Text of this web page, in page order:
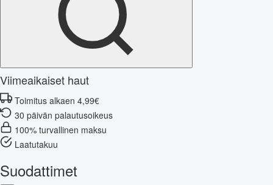
Viimeaikaiset haut
Toimitus alkaen 4,99€
30 päivän palautusoikeus
100% turvallinen maksu
Laatutakuu
Suodattimet